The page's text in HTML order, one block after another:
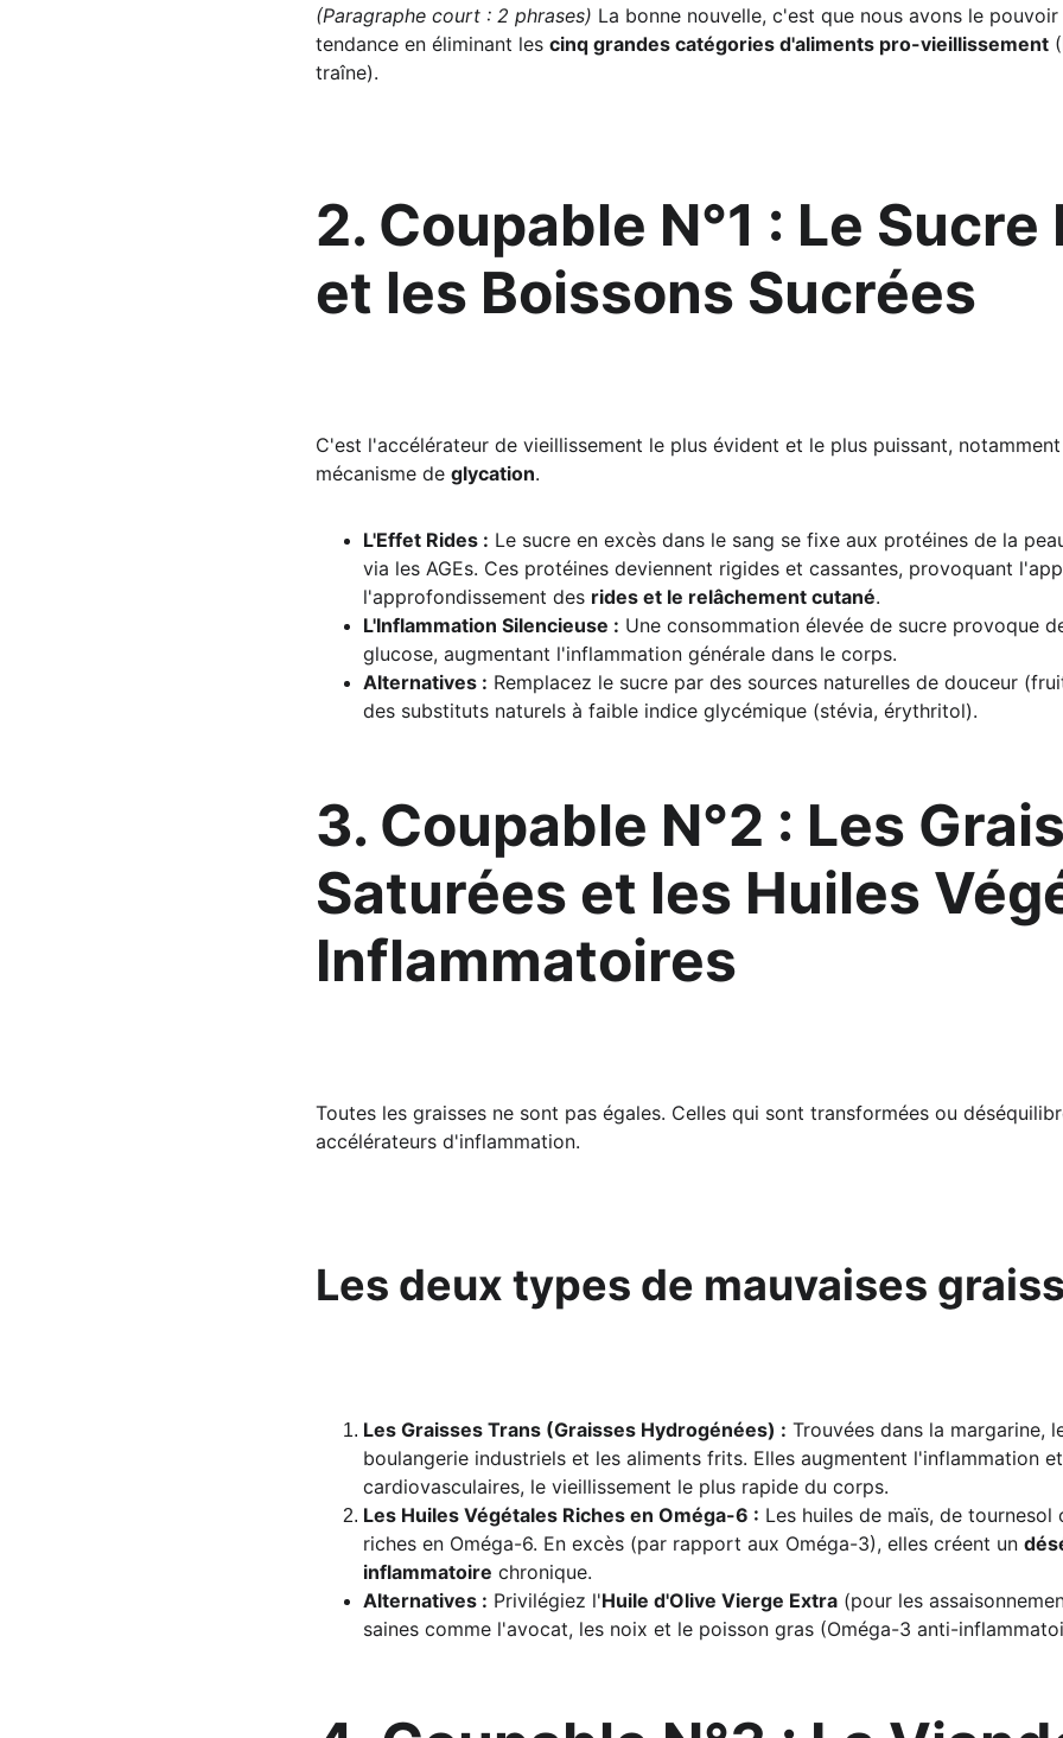
(Paragraphe court : 2 phrases) La bonne nouvelle, c'est que nous avons le
tendance en éliminant les cinq grandes catégories d'aliments pro-vieillissement
traîne).
2. Coupable N°1 : Le
et les Boissons Sucrées
C'est l'accélérateur de vieillissement le plus évident et le plus puissant,
mécanisme de glycation.
L'Effet Rides : Le sucre en excès dans le sang se fixe aux protéines de la
via les AGEs. Ces protéines deviennent rigides et cassantes, provoquant
l'approfondissement des rides et le relâchement cutané.
L'Inflammation Silencieuse : Une consommation élevée de sucre provoque
glucose, augmentant l'inflammation générale dans le corps.
Alternatives : Remplacez le sucre par des sources naturelles de douceur
des substituts naturels à faible indice glycémique (stévia, érythritol).
3. Coupable N°2 : Les
Saturées et les Huiles
Inflammatoires
Toutes les graisses ne sont pas égales. Celles qui sont transformées ou
accélérateurs d'inflammation.
Les deux types de mauvaises
Les Graisses Trans (Graisses Hydrogénées) : Trouvées dans la margarine,
boulangerie industriels et les aliments frits. Elles augmentent l'inflammation
cardiovasculaires, le vieillissement le plus rapide du corps.
Les Huiles Végétales Riches en Oméga-6 : Les huiles de maïs, de
riches en Oméga-6. En excès (par rapport aux Oméga-3), elles créent un
inflammatoire chronique.
Alternatives : Privilégiez l'Huile d'Olive Vierge Extra (pour les
saines comme l'avocat, les noix et le poisson gras (Oméga-3 anti-